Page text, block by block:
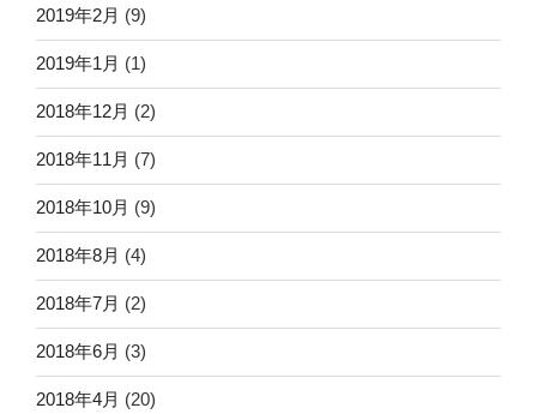
2019年2月 (9)
2019年1月 (1)
2018年12月 (2)
2018年11月 (7)
2018年10月 (9)
2018年8月 (4)
2018年7月 (2)
2018年6月 (3)
2018年4月 (20)